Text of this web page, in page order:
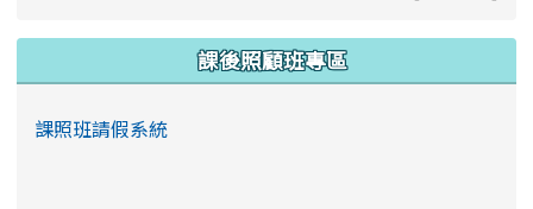
課後照顧班專區
課照班請假系統